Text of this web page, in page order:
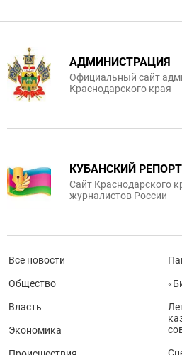
АДМИНИСТРАЦИЯ
Официальный сайт
Краснодарского края
КУБАНСКИЙ
Сайт Краснодарского
журналистов России
Все новости
Общество
Власть
Экономика